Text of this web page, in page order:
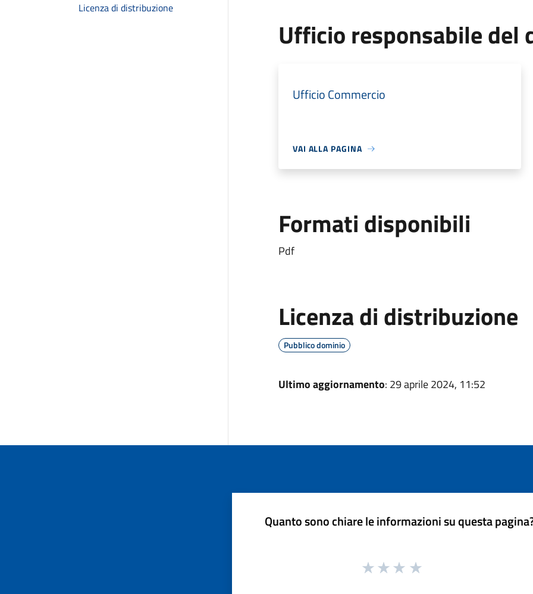
Licenza di distribuzione
Ufficio responsabile del
Ufficio Commercio
VAI ALLA PAGINA
Formati disponibili
Pdf
Licenza di distribuzione
Pubblico dominio
Ultimo aggiornamento: 29 aprile 2024, 11:52
Quanto sono chiare le informazioni su questa